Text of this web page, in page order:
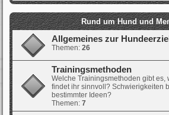
Rund um Hund und
Allgemeines zur
Themen: 26
Trainingsmethoden
Welche Trainingsmethoden gibt es,
findet ihr sinnvoll? Schwierigkeiten
bestimmter Ideen?
Themen: 7